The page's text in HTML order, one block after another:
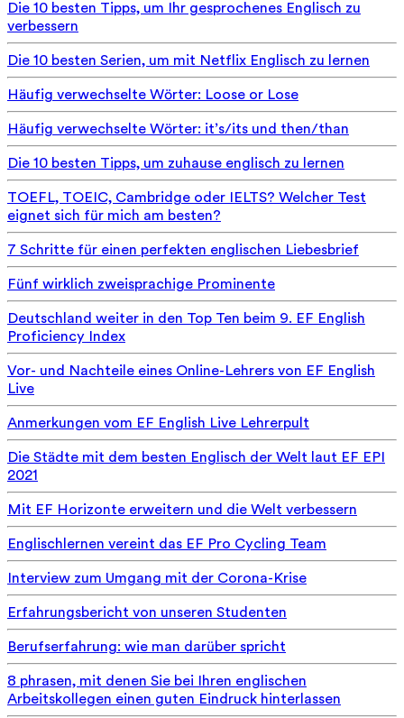
Die 10 besten Tipps, um Ihr gesprochenes Englisch zu
verbessern
Die 10 besten Serien, um mit Netflix Englisch zu lernen
Häufig verwechselte Wörter: Loose or Lose
Häufig verwechselte Wörter: it’s/its und then/than
Die 10 besten Tipps, um zuhause englisch zu lernen
TOEFL, TOEIC, Cambridge oder IELTS? Welcher Test
eignet sich für mich am besten?
7 Schritte für einen perfekten englischen Liebesbrief
Fünf wirklich zweisprachige Prominente
Deutschland weiter in den Top Ten beim 9. EF English
Proficiency Index
Vor- und Nachteile eines Online-Lehrers von EF English
Live
Anmerkungen vom EF English Live Lehrerpult
Die Städte mit dem besten Englisch der Welt laut EF EPI
2021
Mit EF Horizonte erweitern und die Welt verbessern
Englischlernen vereint das EF Pro Cycling Team
Interview zum Umgang mit der Corona-Krise
Erfahrungsbericht von unseren Studenten
Berufserfahrung: wie man darüber spricht
8 phrasen, mit denen Sie bei Ihren englischen
Arbeitskollegen einen guten Eindruck hinterlassen